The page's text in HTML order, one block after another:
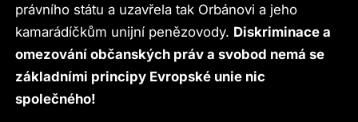
právního státu a uzavřela tak Orbánovi a jeho
kamarádíčkům unijní penězovody. Diskriminace a
omezování občanských práv a svobod nemá se
základními principy Evropské unie nic
společného!